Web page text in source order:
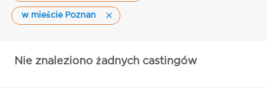
w mieście Poznan
Nie znaleziono żadnych castingów